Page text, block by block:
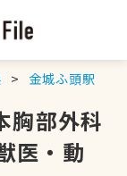
金城ふ頭駅
胸部外科
医・動